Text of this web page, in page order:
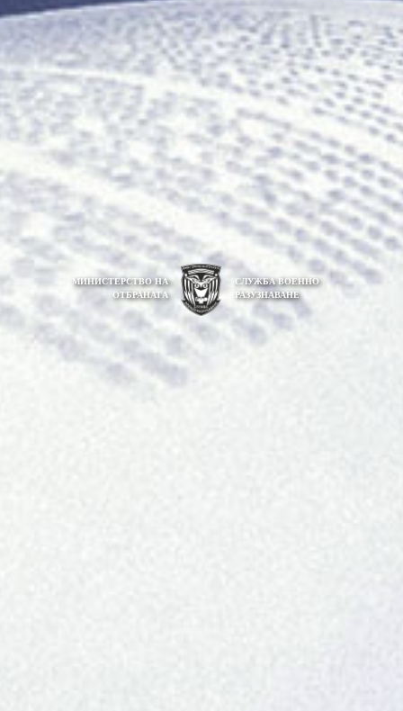
МИНИСТЕРСТВО НА
ОТБРАНАТА
СЛУЖБА ВОЕННО
РАЗУЗНАВАНЕ